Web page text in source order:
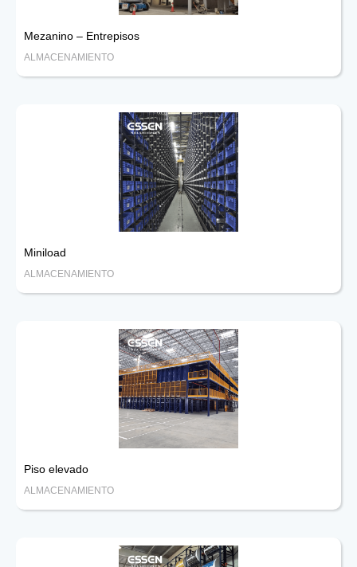
Mezanino – Entrepisos
ALMACENAMIENTO
Miniload
ALMACENAMIENTO
Piso elevado
ALMACENAMIENTO